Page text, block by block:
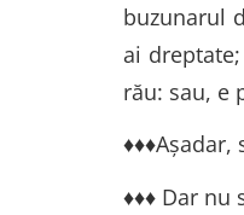
buzunarul
ai
rău: sau, e
♦♦♦ Dar nu